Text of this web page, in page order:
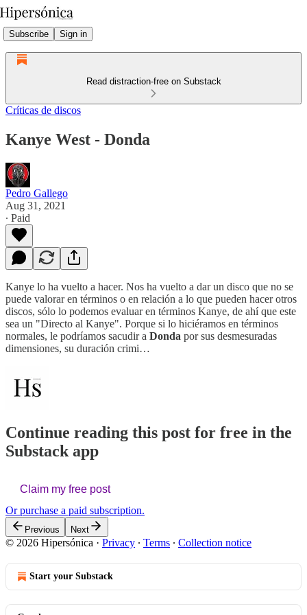
Subscribe Sign in
Read distraction-free on Substack
Críticas de discos
Kanye West - Donda
Pedro Gallego
Aug 31, 2021
∙ Paid
Kanye lo ha vuelto a hacer. Nos ha vuelto a dar un disco que no se
puede valorar en términos o en relación a lo que pueden hacer otros
discos, sólo lo podemos evaluar en términos Kanye, de ahí que este
sea un "Directo al Kanye". Porque si lo hiciéramos en términos
normales, le podríamos sacudir a Donda por sus desmesuradas
dimensiones, su duración crimi…
Continue reading this post for free in the
Substack app
Claim my free post
Or purchase a paid subscription.
Previous Next
© 2026 Hipersónica · Privacy ∙ Terms ∙ Collection notice
Start your Substack